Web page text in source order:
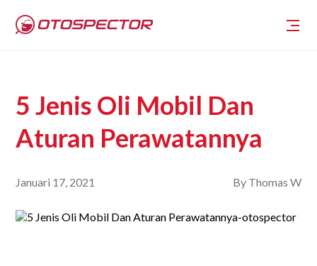
5 Jenis Oli Mobil Dan
Aturan Perawatannya
Januari 17, 2021 By Thomas W